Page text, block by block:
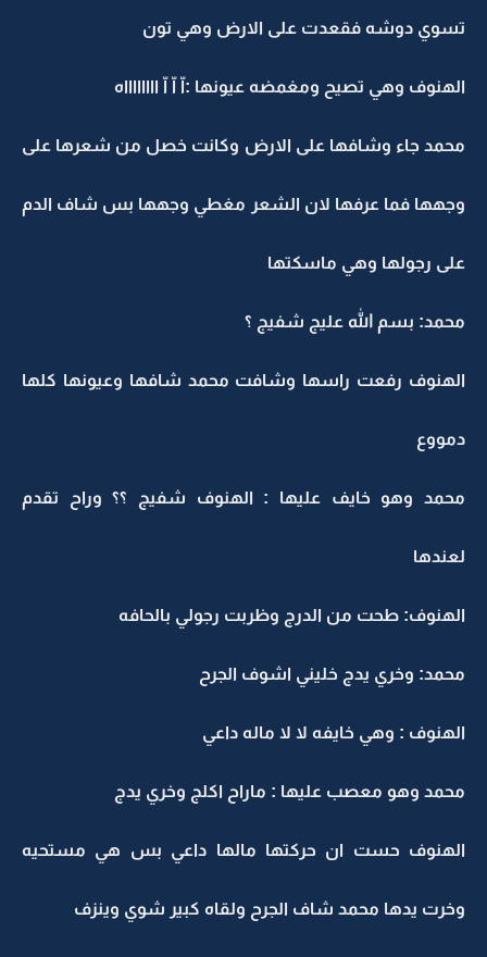
تسوي دوشه فقعدت على الارض وهي تون
الهنوف وهي تصيح ومغمضه عيونها :اّ اّ اّ ااااااااه
محمد جاء وشافها على الارض وكانت خصل من شعرها على
وجهها فما عرفها لان الشعر مغطي وجهها بس شاف الدم
على رجولها وهي ماسكتها
محمد: بسم الله عليج شفيج ؟
الهنوف رفعت راسها وشافت محمد شافها وعيونها كلها
دمووع
محمد وهو خايف عليها : الهنوف شفيج ؟؟ وراح تقدم
لعندها
الهنوف: طحت من الدرج وظربت رجولي بالحافه
محمد: وخري يدج خليني اشوف الجرح
الهنوف : وهي خايفه لا لا ماله داعي
محمد وهو معصب عليها : ماراح اكلج وخري يدج
الهنوف حست ان حركتها مالها داعي بس هي مستحيه
وخرت يدها محمد شاف الجرح ولقاه كبير شوي وينزف